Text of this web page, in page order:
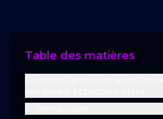
Table des matières